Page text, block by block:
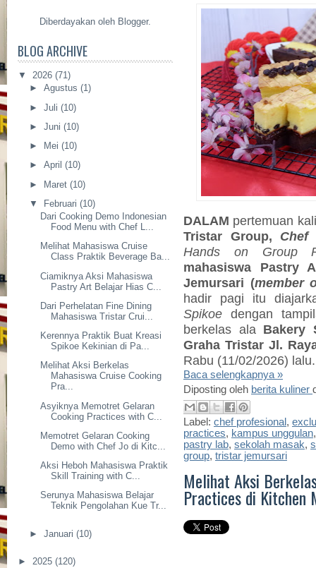
Diberdayakan oleh Blogger.
BLOG ARCHIVE
▼ 2026 (71)
► Agustus (1)
► Juli (10)
► Juni (10)
►
Mei (10)
► April (10)
► Maret (10)
▼
Februari (10)
Dari Cooking Demo Indonesian
Food Menu with Chef L...
Melihat Mahasiswa Cruise
Class Praktik Beverage Ba...
Ciamiknya Aksi Mahasiswa
Pastry Art Belajar Hias C...
Dari Perhelatan Fine Dining
Mahasiswa Tristar Crui...
Kerennya Praktik Buat Kreasi
Spikoe Kekinian di Pa...
Melihat Aksi Berkelas
Mahasiswa Cruise Cooking
Pra...
Asyiknya Memotret Gelaran
Cooking Practices with C...
Memotret Gelaran Cooking
Demo with Chef Jo di Kitc...
Aksi Heboh Mahasiswa Praktik
Skill Training with C...
Serunya Mahasiswa Belajar
Teknik Pengolahan Kue Tr...
► Januari (10)
► 2025 (120)
DALAM pertemuan
Tristar Group, Chef
Hands on Group
mahasiswa Pastry
Jemursari (member
hadir pagi itu
Spikoe dengan
berkelas ala Bakery
Graha Tristar Jl.
Rabu (11/02/2026) lalu.
Baca selengkapnya »
Diposting oleh berita kuliner
Label: chef profesional,
practices, kampus unggulan
pastry lab, sekolah masak,
group, tristar jemursari
Melihat Aksi
Practices di Kitchen